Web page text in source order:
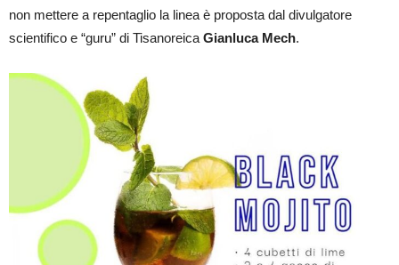
non mettere a repentaglio la linea è proposta dal divulgatore
scientifico e “guru” di Tisanoreica Gianluca Mech.